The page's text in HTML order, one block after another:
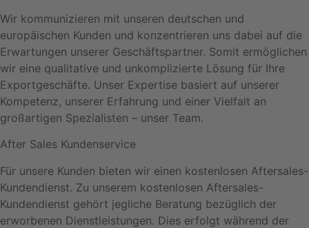
Wir kommunizieren mit unseren deutschen und
europäischen Kunden und konzentrieren uns dabei auf die
Erwartungen unserer Geschäftspartner. Somit ermöglichen
wir eine qualitative und unkomplizierte Lösung für Ihre
Exportgeschäfte. Unser Expertise basiert auf unserer
Kompetenz, unserer Erfahrung und einer Vielfalt an
großartigen Spezialisten – unser Team.
After Sales Kundenservice
Für unsere Kunden bieten wir einen kostenlosen Aftersales-
Kundendienst. Zu unserem kostenlosen Aftersales-
Kundendienst gehört jegliche Beratung bezüglich der
erworbenen Dienstleistungen. Dies erfolgt während der